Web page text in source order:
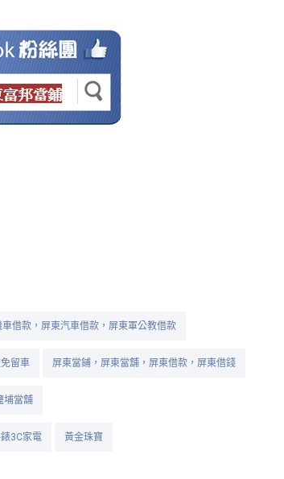
車借款，屏東汽車借款，屏東軍公教借款
留車 屏東當鋪，屏東當舖，屏東借款，屏東借錢
埔當舖
3C家電 黃金珠寶